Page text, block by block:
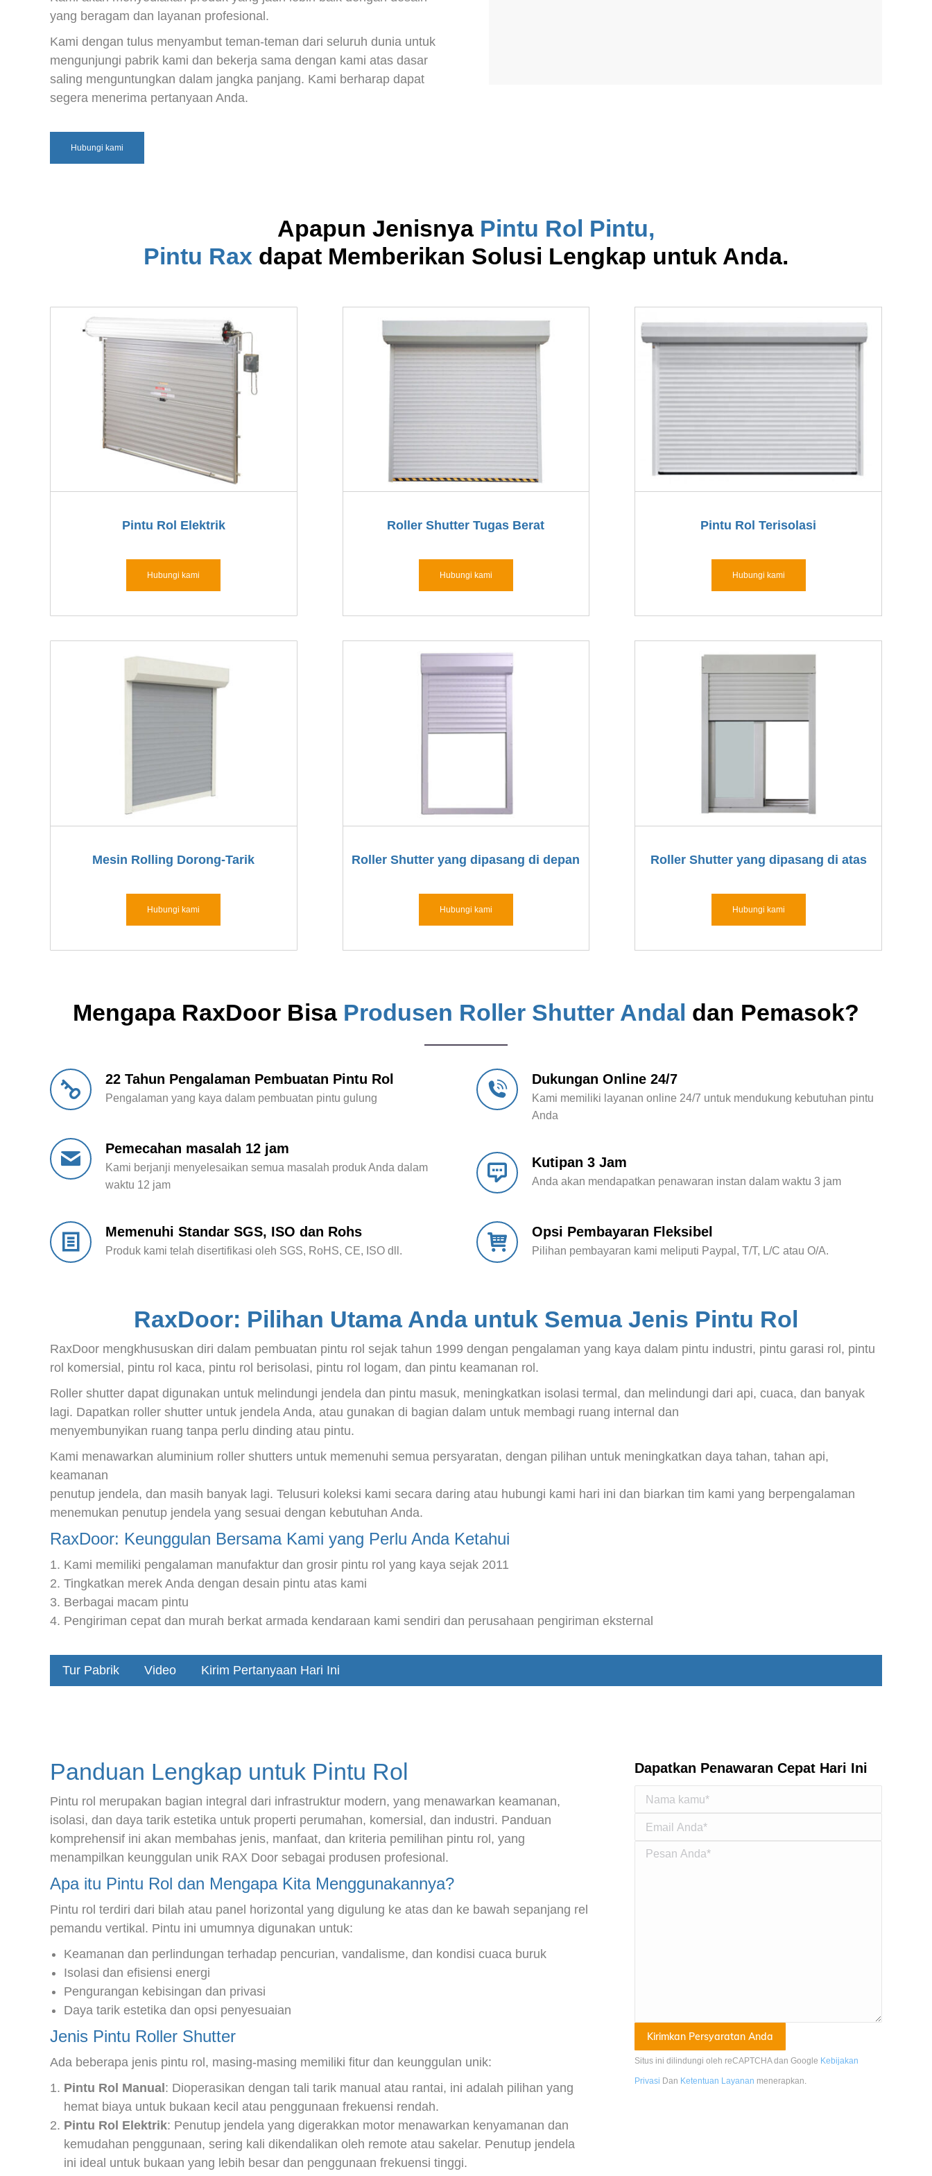
yang beragam dan layanan profesional.
Kami dengan tulus menyambut teman-teman dari seluruh dunia untuk
mengunjungi pabrik kami dan bekerja sama dengan kami atas dasar
saling menguntungkan dalam jangka panjang. Kami berharap dapat
segera menerima pertanyaan Anda.
Hubungi kami
Apapun JenisnyaPintu Rol Pintu,
Pintu Rax dapat Memberikan Solusi Lengkap untuk Anda.
Pintu Rol Elektrik
Hubungi kami
Roller Shutter Tugas Berat
Hubungi kami
Pintu Rol Terisolasi
Hubungi kami
Mesin Rolling Dorong-Tarik
Hubungi kami
Roller Shutter yang dipasang di depan
Hubungi kami
Roller Shutter yang dipasang di atas
Hubungi kami
Mengapa RaxDoor Bisa Produsen Roller Shutter Andal dan Pemasok?
22 Tahun Pengalaman Pembuatan Pintu Rol
Pengalaman yang kaya dalam pembuatan pintu gulung
Pemecahan masalah 12 jam
Kami berjanji menyelesaikan semua masalah produk Anda dalam
waktu 12 jam
Memenuhi Standar SGS, ISO dan Rohs
Produk kami telah disertifikasi oleh SGS, RoHS, CE, ISO dll.
Dukungan Online 24/7
Kami memiliki layanan online 24/7 untuk mendukung kebutuhan pintu
Anda
Kutipan 3 Jam
Anda akan mendapatkan penawaran instan dalam waktu 3 jam
Opsi Pembayaran Fleksibel
Pilihan pembayaran kami meliputi Paypal, T/T, L/C atau O/A.
RaxDoor: Pilihan Utama Anda untuk Semua Jenis Pintu Rol
RaxDoor mengkhususkan diri dalam pembuatan pintu rol sejak tahun 1999 dengan pengalaman yang kaya dalam pintu industri, pintu garasi rol, pintu
rol komersial, pintu rol kaca, pintu rol berisolasi, pintu rol logam, dan pintu keamanan rol.
Roller shutter dapat digunakan untuk melindungi jendela dan pintu masuk, meningkatkan isolasi termal, dan melindungi dari api, cuaca, dan banyak
lagi. Dapatkan roller shutter untuk jendela Anda, atau gunakan di bagian dalam untuk membagi ruang internal dan
menyembunyikan ruang tanpa perlu dinding atau pintu.
Kami menawarkan aluminium roller shutters untuk memenuhi semua persyaratan, dengan pilihan untuk meningkatkan daya tahan, tahan api,
keamanan
penutup jendela, dan masih banyak lagi. Telusuri koleksi kami secara daring atau hubungi kami hari ini dan biarkan tim kami yang berpengalaman
menemukan penutup jendela yang sesuai dengan kebutuhan Anda.
RaxDoor: Keunggulan Bersama Kami yang Perlu Anda Ketahui
1. Kami memiliki pengalaman manufaktur dan grosir pintu rol yang kaya sejak 2011
2. Tingkatkan merek Anda dengan desain pintu atas kami
3. Berbagai macam pintu
4. Pengiriman cepat dan murah berkat armada kendaraan kami sendiri dan perusahaan pengiriman eksternal
Tur Pabrik Video Kirim Pertanyaan Hari Ini
Panduan Lengkap untuk Pintu Rol
Pintu rol merupakan bagian integral dari infrastruktur modern, yang menawarkan keamanan,
isolasi, dan daya tarik estetika untuk properti perumahan, komersial, dan industri. Panduan
komprehensif ini akan membahas jenis, manfaat, dan kriteria pemilihan pintu rol, yang
menampilkan keunggulan unik RAX Door sebagai produsen profesional.
Apa itu Pintu Rol dan Mengapa Kita Menggunakannya?
Pintu rol terdiri dari bilah atau panel horizontal yang digulung ke atas dan ke bawah sepanjang rel
pemandu vertikal. Pintu ini umumnya digunakan untuk:
Keamanan dan perlindungan terhadap pencurian, vandalisme, dan kondisi cuaca buruk
Isolasi dan efisiensi energi
Pengurangan kebisingan dan privasi
Daya tarik estetika dan opsi penyesuaian
Jenis Pintu Roller Shutter
Ada beberapa jenis pintu rol, masing-masing memiliki fitur dan keunggulan unik:
Pintu Rol Manual : Dioperasikan dengan tali tarik manual atau rantai, ini adalah pilihan yang
hemat biaya untuk bukaan kecil atau penggunaan frekuensi rendah.
Pintu Rol Elektrik: Penutup jendela yang digerakkan motor menawarkan kenyamanan dan
kemudahan penggunaan, sering kali dikendalikan oleh remote atau sakelar. Penutup jendela
ini ideal untuk bukaan yang lebih besar dan penggunaan frekuensi tinggi.
Dapatkan Penawaran Cepat Hari Ini
Situs ini dilindungi oleh reCAPTCHA dan Google Kebijakan
Privasi Dan Ketentuan Layanan menerapkan.